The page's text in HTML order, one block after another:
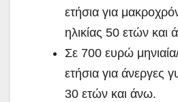
ετήσια για
ηλικίας 50 ετών και
Σε 700 ευρώ
ετήσια για άνεργες
30 ετών και άνω.